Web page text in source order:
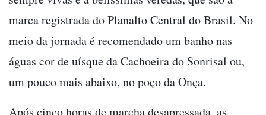
marca registrada do Planalto Central do Brasil. No
meio da jornada é recomendado um banho nas
águas cor de uísque da Cachoeira do Sonrisal ou,
um pouco mais abaixo, no poço da Onça.
Após cinco horas de marcha desapressada, as